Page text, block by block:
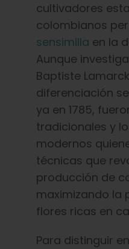
cultivadores
colombianos
sensimilla en la
Aunque
Baptiste
diferenciación
ya en 1785,
tradicionales y
modernos
técnicas que
producción de
maximizando la
flores ricas en
Para distinguir